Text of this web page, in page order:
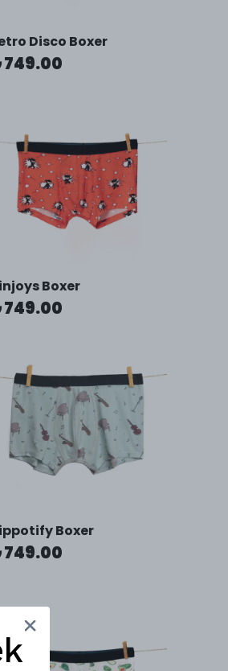
Disco Boxer
749.00
Boxer
749.00
Boxer
749.00